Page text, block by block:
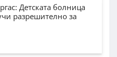
Детската болница
разрешително за